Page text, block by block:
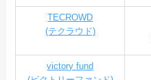
TECROWD
(テクラウド)
victory fund